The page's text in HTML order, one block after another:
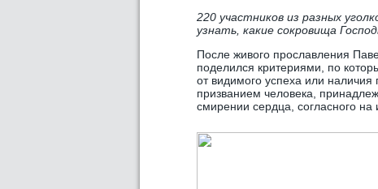
220 участников из разных
узнать, какие сокровища
После живого прославления
поделился критериями, по
от видимого успеха или
призванием человека,
смирении сердца, согласного на